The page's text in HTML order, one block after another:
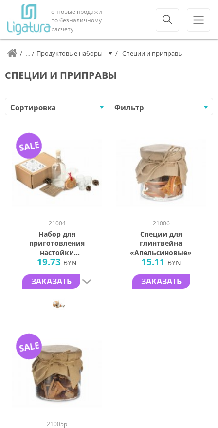
оптовые продажи
по безналичному
расчету
Продуктовые наборы Специи и приправы
СПЕЦИИ И ПРИПРАВЫ
Сортировка Фильтр
21004
Набор для
приготовления
настойки
«Nastoika»
19.73 BYN
ЗАКАЗАТЬ
SALE
21006
Специи для
глинтвейна
«Апельсиновые»
15.11 BYN
ЗАКАЗАТЬ
21005p
SALE